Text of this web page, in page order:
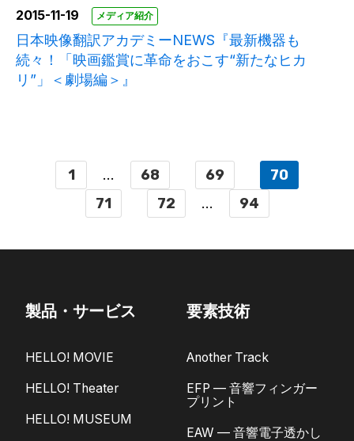
2015-11-19 メディア紹介
日本映像翻訳アカデミーNEWS『最新機器も
続々！「映画鑑賞に革命をおこす“新たなヒカ
リ”」＜劇場編＞』
1 ... 68 69
70
71
72 ... 94
製品・サービス
HELLO! MOVIE
HELLO! Theater
HELLO! MUSEUM
要素技術
Another Track
EFP — 音響フィンガー
プリント
EAW — 音響電子透かし